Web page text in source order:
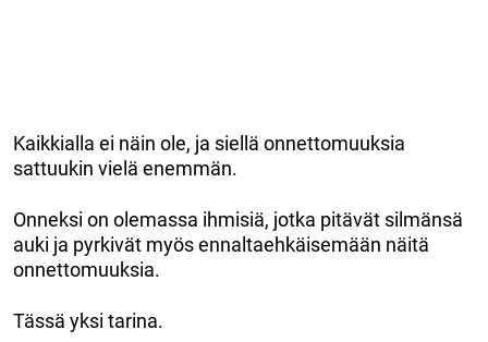
Kaikkialla ei näin ole, ja siellä onnettomuuksia
sattuukin vielä enemmän.
Onneksi on olemassa ihmisiä, jotka pitävät silmänsä
auki ja pyrkivät myös ennaltaehkäisemään näitä
onnettomuuksia.
Tässä yksi tarina.